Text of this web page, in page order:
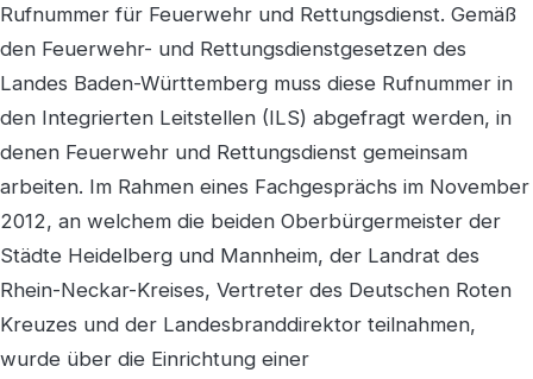
Rufnummer für Feuerwehr und Rettungsdienst. Gemäß
den Feuerwehr- und Rettungsdienstgesetzen des
Landes Baden-Württemberg muss diese Rufnummer in
den Integrierten Leitstellen (ILS) abgefragt werden, in
denen Feuerwehr und Rettungsdienst gemeinsam
arbeiten. Im Rahmen eines Fachgesprächs im November
2012, an welchem die beiden Oberbürgermeister der
Städte Heidelberg und Mannheim, der Landrat des
Rhein-Neckar-Kreises, Vertreter des Deutschen Roten
Kreuzes und der Landesbranddirektor teilnahmen,
wurde über die Einrichtung einer